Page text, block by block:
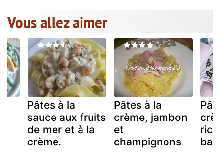
Vous allez aimer
Pâtes à la
sauce aux fruits
de mer et à la
crème.
Pâtes à la
crème, jambon
et
champignons